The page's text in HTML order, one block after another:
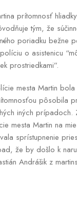
prítomnosť
tým, že
poriadku bežne
o asistenicu
prostriedkami”.
mesta Martin
pôsobila
iných prípadoch.
mesta Martin na
sprístupnenie
že by došlo k
Andrášik z